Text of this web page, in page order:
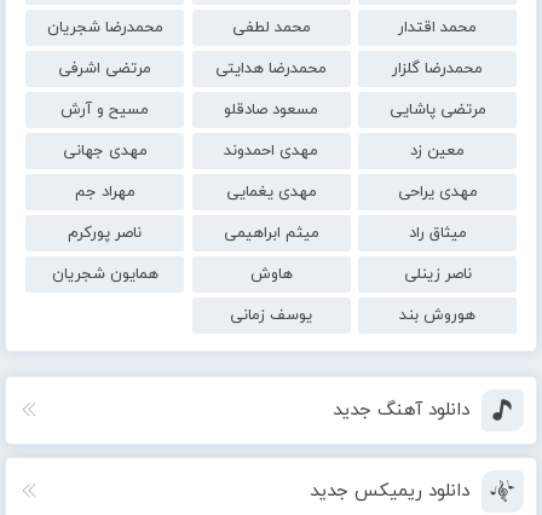
محمد اقتدار
محمد لطفی
محمدرضا شجریان
محمدرضا گلزار
محمدرضا هدایتی
مرتضی اشرفی
مرتضی پاشایی
مسعود صادقلو
مسیح و آرش
معین زد
مهدی احمدوند
مهدی جهانی
مهدی یراحی
مهدی یغمایی
مهراد جم
میثاق راد
میثم ابراهیمی
ناصر پورکرم
ناصر زینلی
هاوش
همایون شجریان
هوروش بند
یوسف زمانی
دانلود آهنگ جدید
دانلود ریمیکس جدید